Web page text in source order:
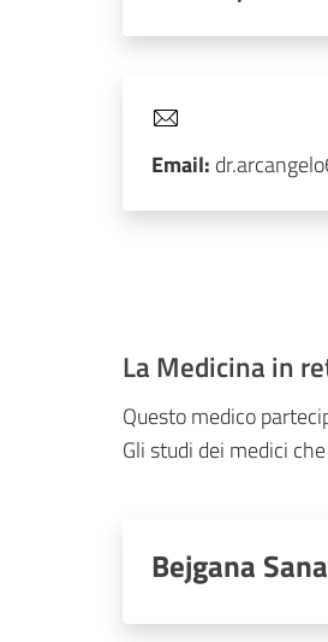
Email:
La Medicina in
Questo medico
Gli studi dei medici
Bejgana